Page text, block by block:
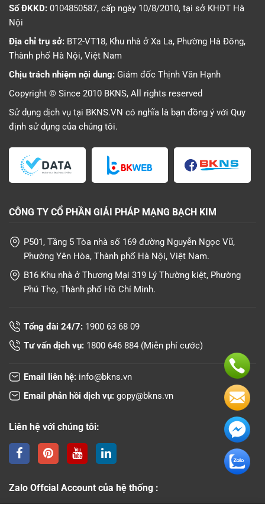
Số ĐKKD: 0104850587, cấp ngày 10/8/2010, tại sở KHĐT Hà
Nội
Địa chỉ trụ sở: BT2-VT18, Khu nhà ở Xa La, Phường Hà Đông,
Thành phố Hà Nội, Việt Nam
Chịu trách nhiệm nội dung: Giám đốc Thịnh Văn Hạnh
Copyright © Since 2010 BKNS, All rights reserved
Sử dụng dịch vụ tại BKNS.VN có nghĩa là bạn đồng ý với Quy
định sử dụng của chúng tôi.
CÔNG TY CỔ PHẦN GIẢI PHÁP MẠNG BẠCH KIM
P501, Tầng 5 Tòa nhà số 169 đường Nguyễn Ngọc Vũ,
Phường Yên Hòa, Thành phố Hà Nội, Việt Nam.
B16 Khu nhà ở Thương Mại 319 Lý Thường kiệt, Phường
Phú Thọ, Thành phố Hồ Chí Minh.
Tổng đài 24/7: 1900 63 68 09
Tư vấn dịch vụ: 1800 646 884 (Miễn phí cước)
Email liên hệ: info@bkns.vn
Email phản hồi dịch vụ: gopy@bkns.vn
Liên hệ với chúng tôi:
Zalo Offcial Account của hệ thống :